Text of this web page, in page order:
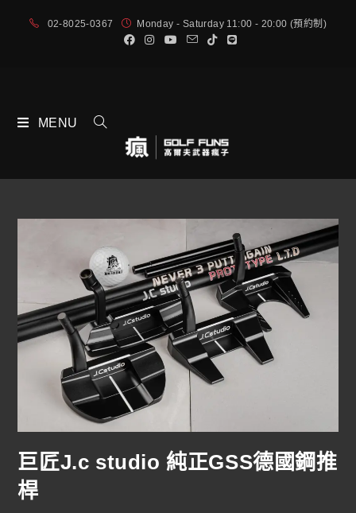
02-8025-0367 Monday - Saturday 11:00 - 20:00 (預約制)
MENU
巨匠J.c studio 純正GSS德國鋼推
桿